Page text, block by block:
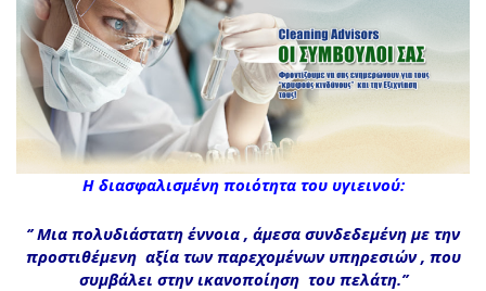
Η διασφαλισμένη ποιότητα του υγιεινού:
‘’ Μια πολυδιάστατη έννοια , άμεσα συνδεδεμένη με την
προστιθέμενη αξία των παρεχομένων υπηρεσιών , που
συμβάλει στην ικανοποίηση του πελάτη.’’